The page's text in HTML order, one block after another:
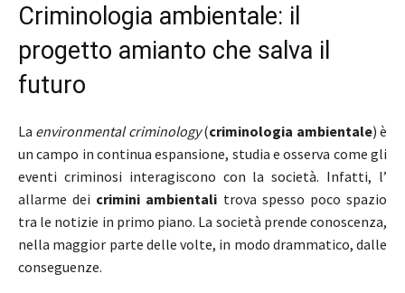
Criminologia ambientale: il
progetto amianto che salva il
futuro
La environmental criminology(criminologia ambientale) è
un campo in continua espansione, studia e osserva come gli
eventi criminosi interagiscono con la società. Infatti, l’
allarme dei crimini ambientali trova spesso poco spazio
tra le notizie in primo piano. La società prende conoscenza,
nella maggior parte delle volte, in modo drammatico, dalle
conseguenze.